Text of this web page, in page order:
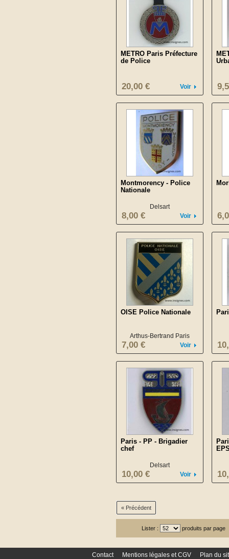
METRO Paris Préfecture
de Police
Voir
20,00 €
Montmorency - Police
Nationale
Voir
Delsart
8,00 €
OISE Police Nationale
Voir
Arthus-Bertrand Paris
7,00 €
Paris - PP - Brigadier
chef
Voir
Delsart
10,00 €
« Précédent
Lister : produits par page
Contact Mentions légales et CGV
Plan du